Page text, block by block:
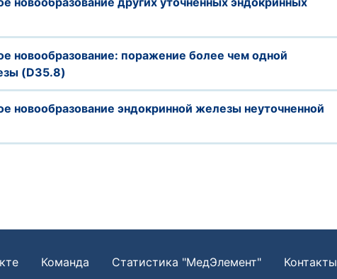
новообразование: поражение более чем одной
(D35.8)
новообразование эндокринной железы неуточненной
Команда Статистика "МедЭлемент" Контакты